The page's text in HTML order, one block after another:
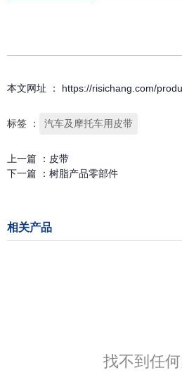
本文网址 ： https://risichang.com/
标签 ： 汽车及摩托车用皮带
上一篇 ： 皮带
下一篇 ： 树脂产品零部件
相关产品
找不到任